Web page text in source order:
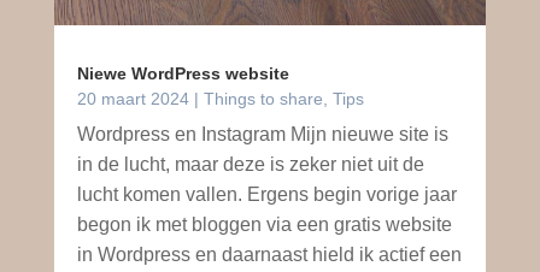
Niewe WordPress website
20 maart 2024| Things to share Tips
Wordpress en Instagram Mijn nieuwe site is
in de lucht, maar deze is zeker niet uit de
lucht komen vallen. Ergens begin vorige jaar
begon ik met bloggen via een gratis website
in Wordpress en daarnaast hield ik actief een